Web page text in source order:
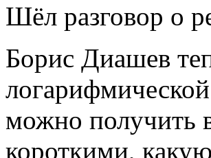
Шёл разговор о
Борис Диашев
можно получить
короткими,